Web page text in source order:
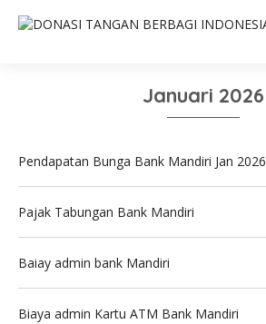
Januari 2026
Pendapatan Bunga Bank Mandiri Jan 2026
Pajak Tabungan Bank Mandiri
Baiay admin bank Mandiri
Biaya admin Kartu ATM Bank Mandiri